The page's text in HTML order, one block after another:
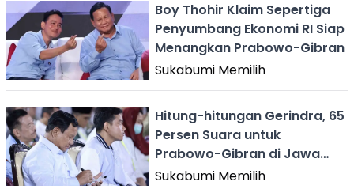
Boy Thohir Klaim Sepertiga
Penyumbang Ekonomi RI Siap
Menangkan Prabowo-Gibran
Sukabumi Memilih
Hitung-hitungan Gerindra, 65
Persen Suara untuk
Prabowo-Gibran di Jawa
Barat
Sukabumi Memilih